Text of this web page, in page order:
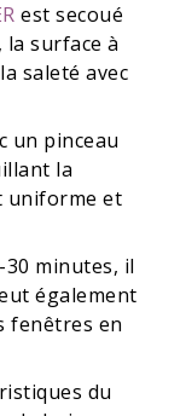
est secoué
surface à
saleté avec
un pinceau
la
uniforme et
minutes, il
également
fenêtres en
du